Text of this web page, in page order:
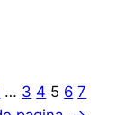
… 3 4 5 6 7